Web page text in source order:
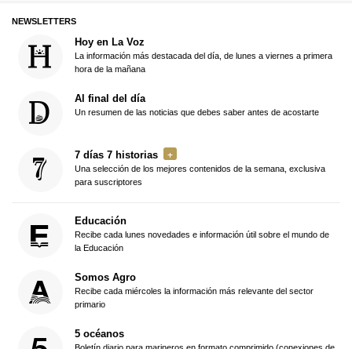
NEWSLETTERS
Hoy en La Voz
La información más destacada del día, de lunes a viernes a primera
hora de la mañana
Al final del día
Un resumen de las noticias que debes saber antes de acostarte
7 días 7 historias
Una selección de los mejores contenidos de la semana, exclusiva
para suscriptores
Educación
Recibe cada lunes novedades e información útil sobre el mundo de
la Educación
Somos Agro
Recibe cada miércoles la información más relevante del sector
primario
5 océanos